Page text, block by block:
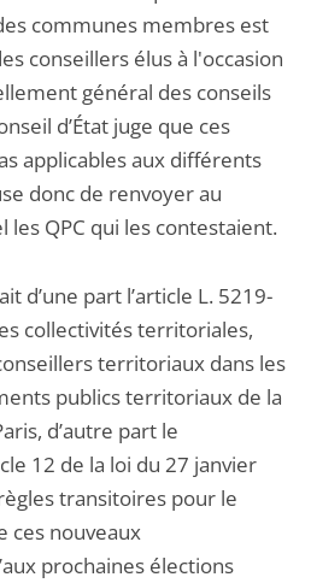
communes membres est
conseillers élus à l'occasion
général des conseils
d’État juge que ces
applicables aux différents
donc de renvoyer au
QPC qui les contestaient.
d’une part l’article L. 5219-
collectivités territoriales,
territoriaux dans les
publics territoriaux de la
d’autre part le
12 de la loi du 27 janvier
transitoires pour le
ces nouveaux
prochaines élections